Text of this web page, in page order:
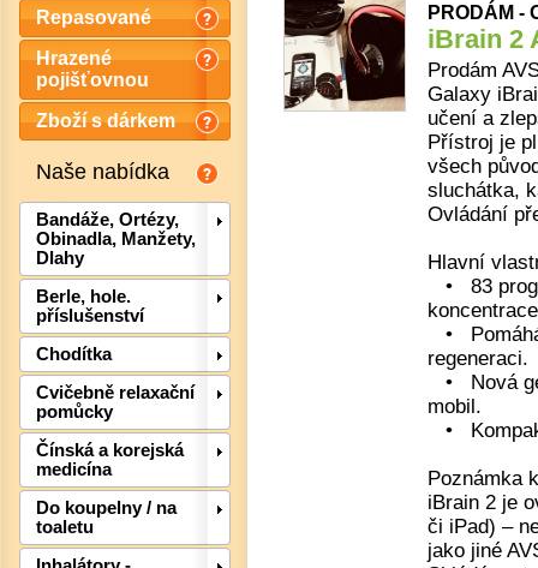
Repasované
Hrazené
pojišťovnou
Zboží s dárkem
Naše nabídka
Bandáže, Ortézy,
Obinadla, Manžety,
Dlahy
Berle, hole.
příslušenství
Chodítka
Cvičebně relaxační
pomůcky
Čínská a korejská
medicína
Do koupelny / na
toaletu
PRODÁM -
iBrain 2
Prodám
Galaxy
učení a
Přístroj je
všech
sluchátka,
Ovládání
Hlavní
• 83
•
regeneraci.
• Nová
mobil.
•
Poznámka
iBrain 2 je
či iPad) –
jako jiné